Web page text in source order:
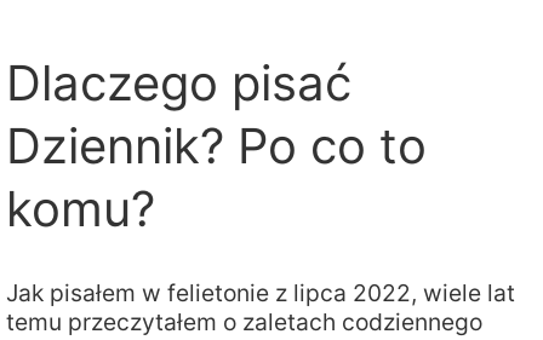
Dlaczego pisać
Dziennik? Po co to
komu?
Jak pisałem w felietonie z lipca 2022, wiele lat
temu przeczytałem o zaletach codziennego